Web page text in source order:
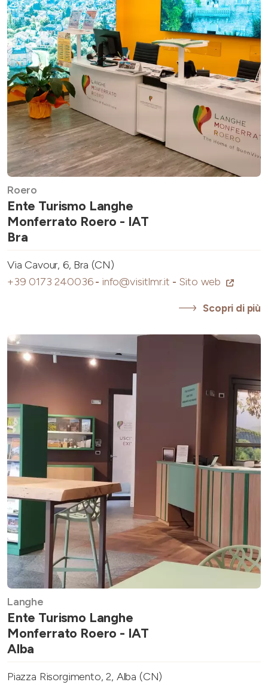
Roero
Ente Turismo Langhe
Monferrato Roero - IAT
Bra
Via Cavour, 6, Bra (CN)
+39 0173 240036- info@visitlmr.it - Sito web
Scopri di più
Langhe
Ente Turismo Langhe
Monferrato Roero - IAT
Alba
Piazza Risorgimento, 2, Alba (CN)